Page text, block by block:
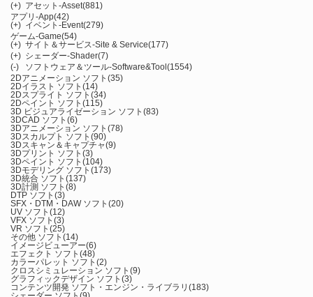
(+) アセット-Asset(881)
アプリ-App(42)
(+) イベント-Event(279)
ゲーム-Game(54)
(+) サイト＆サービス-Site & Service(177)
(+) シェーダー-Shader(7)
(-)
ソフトウェア＆ツール-Software&Tool (1554)
2Dアニメーション ソフト (35)
2Dイラスト ソフト (14)
2Dスプライト ソフト (34)
2Dペイント ソフト (115)
3D ビジュアライゼーション ソフト (83)
3DCAD ソフト (6)
3Dアニメーション ソフト (78)
3Dスカルプト ソフト (90)
3Dスキャン＆キャプチャ(9)
3Dプリント ソフト (3)
3Dペイント ソフト (104)
3Dモデリング ソフト (173)
3D統合 ソフト (137)
3D計測 ソフト (8)
DTP ソフト (3)
SFX・DTM・DAW ソフト (20)
UV ソフト (12)
VFX ソフト (3)
VR ソフト (25)
その他 ソフト (14)
イメージビューアー(6)
エフェクト ソフト (48)
カラーパレット ソフト (2)
クロスシミュレーション ソフト (9)
グラフィックデザイン ソフト (3)
コンテンツ開発 ソフト・エンジン・ライブラリ (183)